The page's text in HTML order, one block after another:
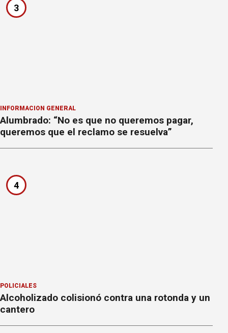
3
INFORMACION GENERAL
Alumbrado: “No es que no queremos pagar,
queremos que el reclamo se resuelva”
4
POLICIALES
Alcoholizado colisionó contra una rotonda y un
cantero